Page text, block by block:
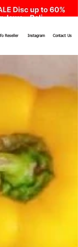
Reseller Instagram Contact Us